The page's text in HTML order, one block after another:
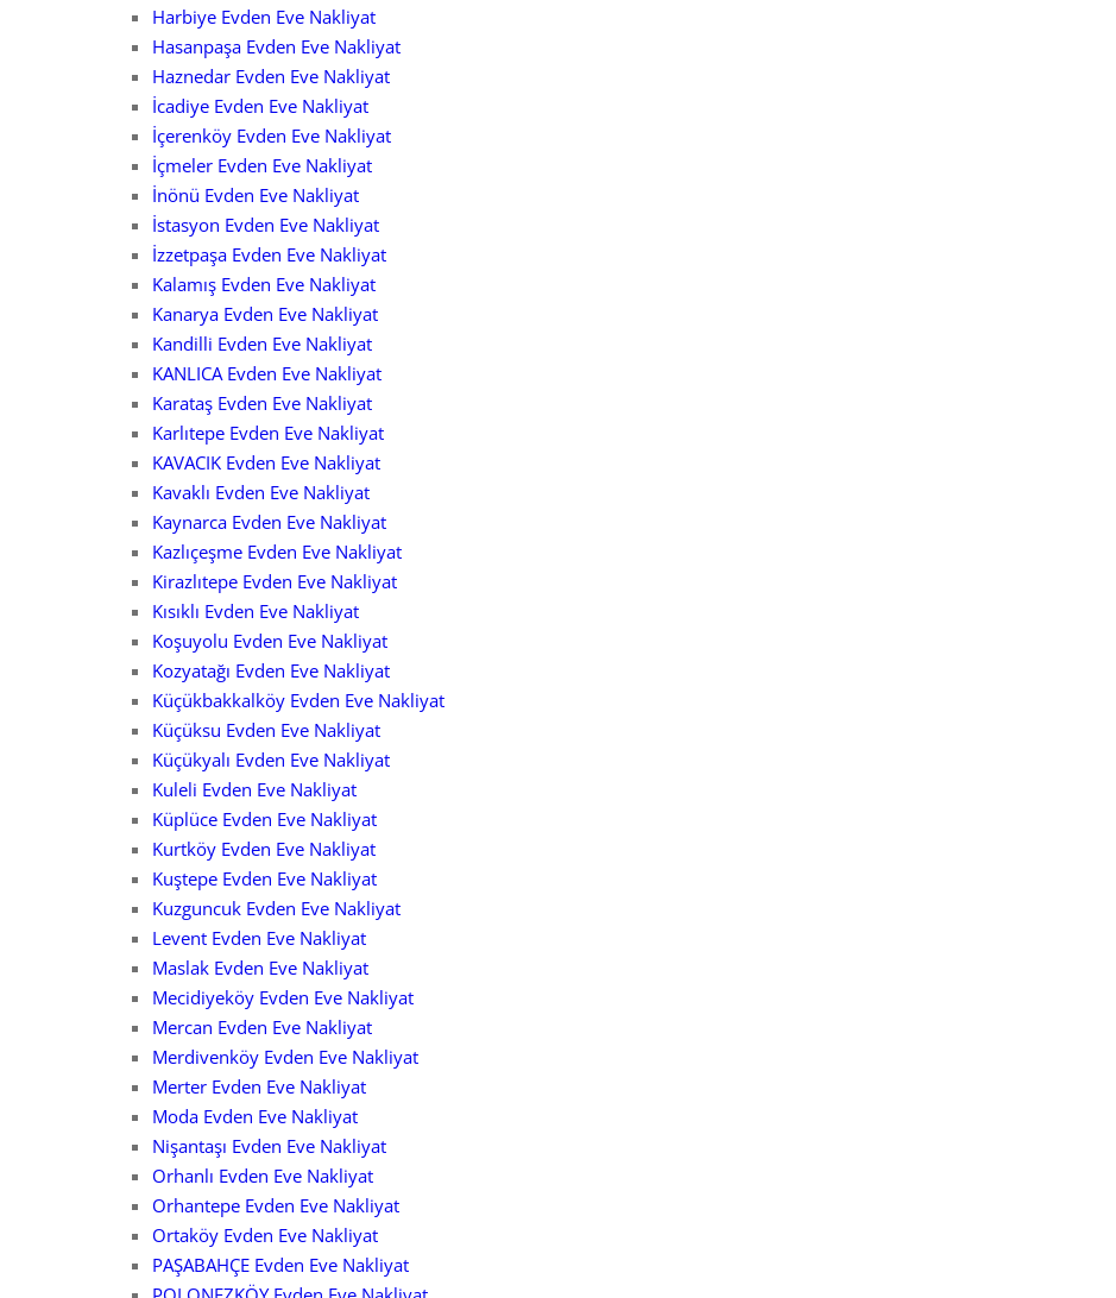
Harbiye Evden Eve Nakliyat
Hasanpaşa Evden Eve Nakliyat
Haznedar Evden Eve Nakliyat
İcadiye Evden Eve Nakliyat
İçerenköy Evden Eve Nakliyat
İçmeler Evden Eve Nakliyat
İnönü Evden Eve Nakliyat
İstasyon Evden Eve Nakliyat
İzzetpaşa Evden Eve Nakliyat
Kalamış Evden Eve Nakliyat
Kanarya Evden Eve Nakliyat
Kandilli Evden Eve Nakliyat
KANLICA Evden Eve Nakliyat
Karataş Evden Eve Nakliyat
Karlıtepe Evden Eve Nakliyat
KAVACIK Evden Eve Nakliyat
Kavaklı Evden Eve Nakliyat
Kaynarca Evden Eve Nakliyat
Kazlıçeşme Evden Eve Nakliyat
Kirazlıtepe Evden Eve Nakliyat
Kısıklı Evden Eve Nakliyat
Koşuyolu Evden Eve Nakliyat
Kozyatağı Evden Eve Nakliyat
Küçükbakkalköy Evden Eve Nakliyat
Küçüksu Evden Eve Nakliyat
Küçükyalı Evden Eve Nakliyat
Kuleli Evden Eve Nakliyat
Küplüce Evden Eve Nakliyat
Kurtköy Evden Eve Nakliyat
Kuştepe Evden Eve Nakliyat
Kuzguncuk Evden Eve Nakliyat
Levent Evden Eve Nakliyat
Maslak Evden Eve Nakliyat
Mecidiyeköy Evden Eve Nakliyat
Mercan Evden Eve Nakliyat
Merdivenköy Evden Eve Nakliyat
Merter Evden Eve Nakliyat
Moda Evden Eve Nakliyat
Nişantaşı Evden Eve Nakliyat
Orhanlı Evden Eve Nakliyat
Orhantepe Evden Eve Nakliyat
Ortaköy Evden Eve Nakliyat
PAŞABAHÇE Evden Eve Nakliyat